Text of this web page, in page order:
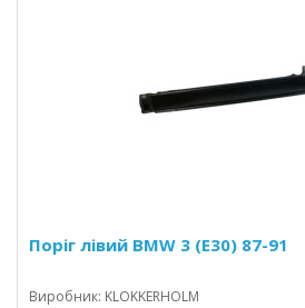
Поріг лівий BMW 3 (E30) 87-91
Виробник: KLOKKERHOLM